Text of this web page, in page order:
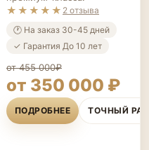
🕐 На заказ 30-45 дней
✓ Гарантия До 10 лет
от 455 000₽
от 350 000 ₽
ПОДРОБНЕЕ ТОЧНЫЙ